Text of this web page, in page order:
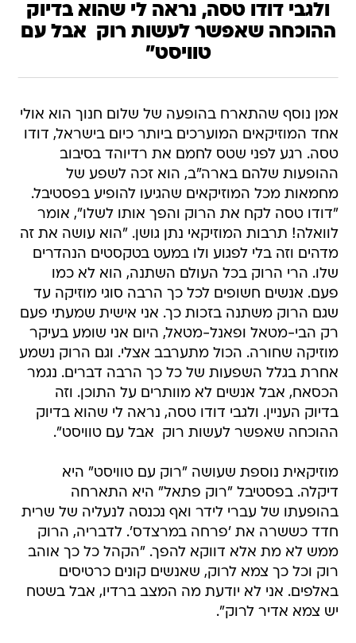
ולגבי דודו טסה, נראה לי שהוא בדיוק
ההוכחה שאפשר לעשות רוק  אבל עם
טוויסט"
אמן נוסף שהתארח בהופעה של שלום חנוך הוא אולי
אחד המוזיקאים המוערכים ביותר כיום בישראל, דודו
טסה. רגע לפני שטס לחמם את רדיוהד בסיבוב
ההופעות שלהם בארה"ב, הוא זכה לשפע של
מחמאות מכל המוזיקאים שהגיעו להופיע בפסטיבל.
"דודו טסה לקח את הרוק והפך אותו לשלו", אומר
לוואלה! תרבות המוזיקאי נתן גושן. "הוא עושה את זה
מדהים וזה בלי לפגוע ולו במעט בטקסטים הנהדרים
שלו. הרי הרוק בכל העולם השתנה, הוא לא כמו
פעם. אנשים חשופים לכל כך הרבה סוגי מוזיקה עד
שגם הרוק משתנה בזכות כך. אני אישית שמעתי פעם
רק הבי-מטאל ופאנל-מטאל, היום אני שומע בעיקר
מוזיקה שחורה. הכול מתערבב אצלי. וגם הרוק נשמע
אחרת בגלל השפעות של כל כך הרבה דברים. נגמר
הכסאח, אבל אנשים לא מוותרים על התוכן. וזה
בדיוק העניין. ולגבי דודו טסה, נראה לי שהוא בדיוק
ההוכחה שאפשר לעשות רוק  אבל עם טוויסט".
מוזיקאית נוספת שעושה "רוק עם טוויסט" היא
דיקלה. בפסטיבל "רוק פתאל" היא התארחה
בהופעתו של עברי לידר ואף נכנסה לנעליה של שרית
חדד כששרה את 'פרחה במרצדס'. לדבריה, הרוק
ממש לא מת אלא דווקא להפך. "הקהל כל כך אוהב
רוק וכל כך צמא לרוק, שאנשים קונים כרטיסים
באלפים. אני לא יודעת מה המצב ברדיו, אבל בשטח
יש צמא אדיר לרוק".